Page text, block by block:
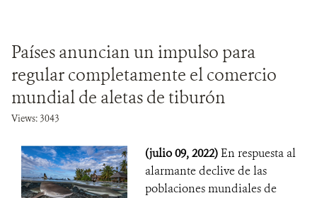
Países anuncian un impulso para
regular completamente el comercio
mundial de aletas de tiburón
Views: 3043
(julio 09, 2022)En respuesta al
alarmante declive de las
poblaciones mundiales de